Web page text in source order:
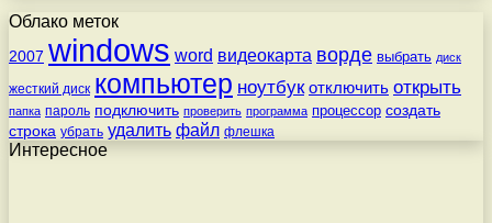
Облако меток
2007 windows word видеокарта ворде выбрать диск
жесткий диск компьютер ноутбук отключить открыть
папка пароль подключить проверить программа процессор создать
строка убрать удалить файл флешка
Интересное